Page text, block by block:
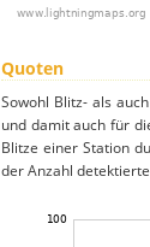
Quoten
Sowohl Blitz- als
und damit auch für
Blitze einer Station
der Anzahl